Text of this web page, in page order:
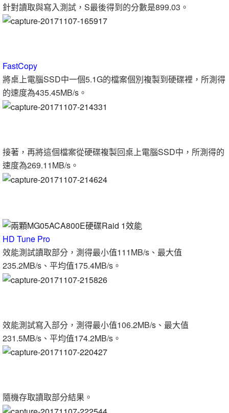
針對讀取與寫入測試，S最後得到的分數是899.03。
FastCopy
將桌上電腦SSD中一個5.1G的檔案個別複製到硬碟裡，所測得
的速度為435.45MB/s。
接著，再將這個檔案從硬碟複製回桌上電腦SSD中，所測得的
速度為269.11MB/s。
HD Tune Pro
效能測試讀取部分，測得最小值111MB/s、最大值
235.2MB/s、平均值175.4MB/s。
效能測試寫入部分，測得最小值106.2MB/s、最大值
231.5MB/s、平均值174.2MB/s。
隨機存取讀取部分結果。